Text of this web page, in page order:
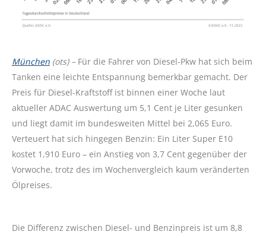
München (ots) – Für die Fahrer von Diesel-Pkw hat sich beim
Tanken eine leichte Entspannung bemerkbar gemacht. Der
Preis für Diesel-Kraftstoff ist binnen einer Woche laut
aktueller ADAC Auswertung um 5,1 Cent je Liter gesunken
und liegt damit im bundesweiten Mittel bei 2,065 Euro.
Verteuert hat sich hingegen Benzin: Ein Liter Super E10
kostet 1,910 Euro – ein Anstieg von 3,7 Cent gegenüber der
Vorwoche, trotz des im Wochenvergleich kaum veränderten
Ölpreises.
Die Differenz zwischen Diesel- und Benzinpreis ist um 8,8